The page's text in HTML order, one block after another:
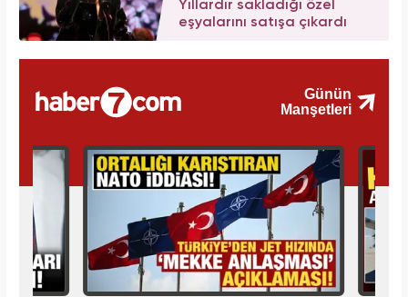
Yıllardır sakladığı özel
eşyalarını satışa çıkardı